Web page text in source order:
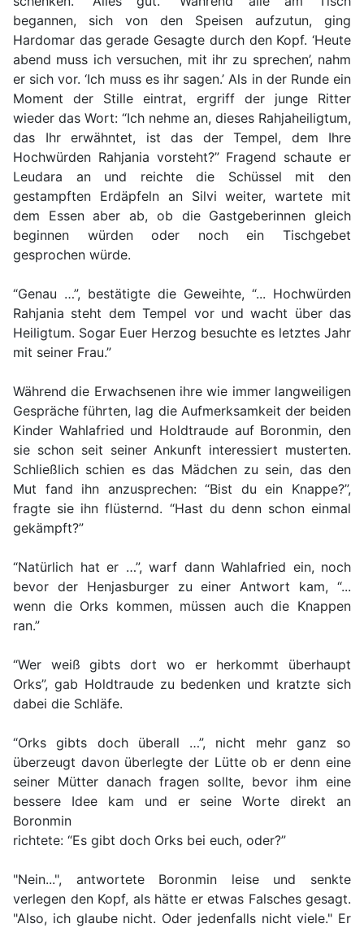
begannen, sich von den Speisen aufzutun, ging
Hardomar das gerade Gesagte durch den Kopf. ‘Heute
abend muss ich versuchen, mit ihr zu sprechen’, nahm
er sich vor. ‘Ich muss es ihr sagen.’ Als in der Runde ein
Moment der Stille eintrat, ergriff der junge Ritter
wieder das Wort: “Ich nehme an, dieses Rahjaheiligtum,
das Ihr erwähntet, ist das der Tempel, dem Ihre
Hochwürden Rahjania vorsteht?” Fragend schaute er
Leudara an und reichte die Schüssel mit den
gestampften Erdäpfeln an Silvi weiter, wartete mit
dem Essen aber ab, ob die Gastgeberinnen gleich
beginnen würden oder noch ein Tischgebet
gesprochen würde.
“Genau …”, bestätigte die Geweihte, “... Hochwürden
Rahjania steht dem Tempel vor und wacht über das
Heiligtum. Sogar Euer Herzog besuchte es letztes Jahr
mit seiner Frau.”
Während die Erwachsenen ihre wie immer langweiligen
Gespräche führten, lag die Aufmerksamkeit der beiden
Kinder Wahlafried und Holdtraude auf Boronmin, den
sie schon seit seiner Ankunft interessiert musterten.
Schließlich schien es das Mädchen zu sein, das den
Mut fand ihn anzusprechen: “Bist du ein Knappe?”,
fragte sie ihn flüsternd. “Hast du denn schon einmal
gekämpft?”
“Natürlich hat er …”, warf dann Wahlafried ein, noch
bevor der Henjasburger zu einer Antwort kam, “...
wenn die Orks kommen, müssen auch die Knappen
ran.”
“Wer weiß gibts dort wo er herkommt überhaupt
Orks”, gab Holdtraude zu bedenken und kratzte sich
dabei die Schläfe.
“Orks gibts doch überall …”, nicht mehr ganz so
überzeugt davon überlegte der Lütte ob er denn eine
seiner Mütter danach fragen sollte, bevor ihm eine
bessere Idee kam und er seine Worte direkt an
Boronmin
richtete: “Es gibt doch Orks bei euch, oder?”
"Nein...", antwortete Boronmin leise und senkte
verlegen den Kopf, als hätte er etwas Falsches gesagt.
"Also, ich glaube nicht. Oder jedenfalls nicht viele." Er